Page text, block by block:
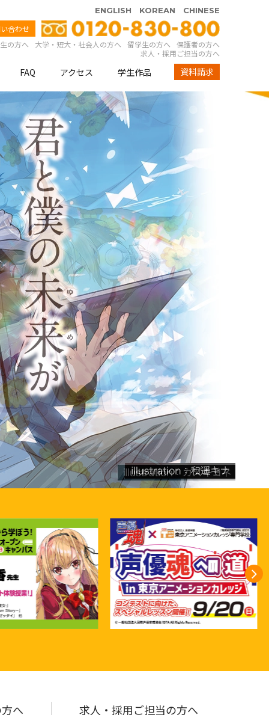
ENGLISH KOREAN CHINESE
合わせ
の方へ
大学・短大・社会人の方へ 留学生の方へ
保護者の方へ
求人・採用ご担当の方へ
FAQ アクセス 学生作品 資料請求
方へ 求人・採用ご担当の方へ